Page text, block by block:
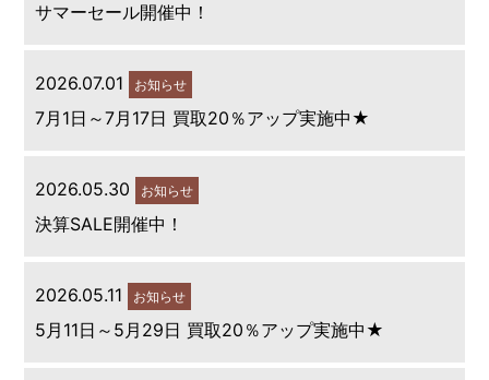
サマーセール開催中！
2026.07.01 お知らせ
7月1日～7月17日 買取20％アップ実施中★
2026.05.30 お知らせ
決算SALE開催中！
2026.05.11 お知らせ
5月11日～5月29日 買取20％アップ実施中★